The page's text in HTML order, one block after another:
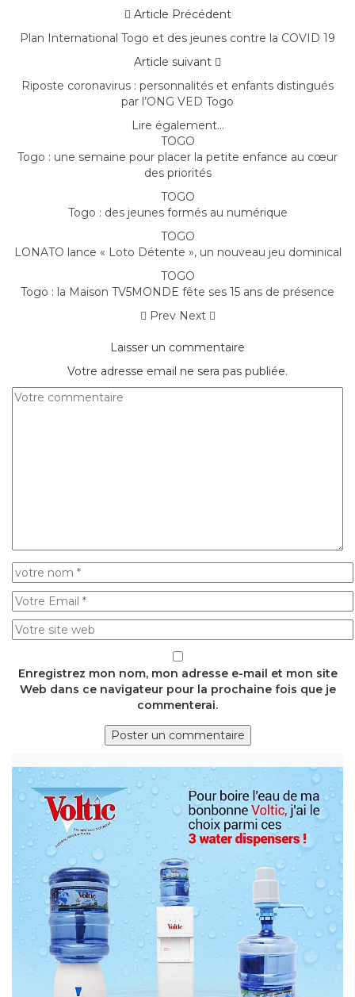
Article Précédent
Plan International Togo et des jeunes contre la COVID 19
Article suivant
Riposte coronavirus : personnalités et enfants distingués
par l’ONG VED Togo
Lire également...
TOGO
Togo : une semaine pour placer la petite enfance au cœur
des priorités
TOGO
Togo : des jeunes formés au numérique
TOGO
LONATO lance « Loto Détente », un nouveau jeu dominical
TOGO
Togo : la Maison TV5MONDE fête ses 15 ans de présence
Prev Next
Laisser un commentaire
Votre adresse email ne sera pas publiée.
Enregistrez mon nom, mon adresse e-mail et mon site
Web dans ce navigateur pour la prochaine fois que je
commenterai.